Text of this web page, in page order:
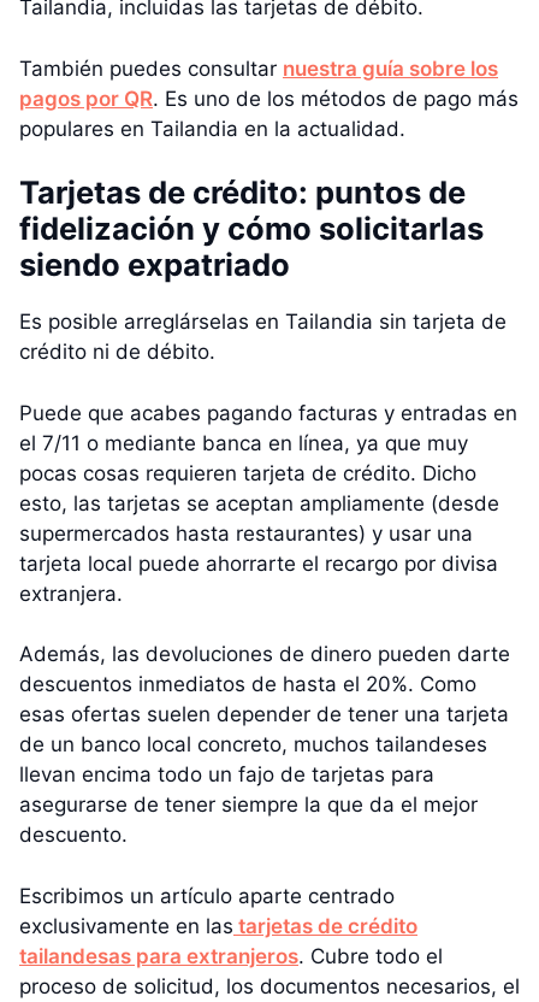
Tailandia, incluidas las tarjetas de débito.
También puedes consultar nuestra guía sobre los
pagos por QR. Es uno de los métodos de pago más
populares en Tailandia en la actualidad.
Tarjetas de crédito: puntos de
fidelización y cómo solicitarlas
siendo expatriado
Es posible arreglárselas en Tailandia sin tarjeta de
crédito ni de débito.
Puede que acabes pagando facturas y entradas en
el 7/11 o mediante banca en línea, ya que muy
pocas cosas requieren tarjeta de crédito. Dicho
esto, las tarjetas se aceptan ampliamente (desde
supermercados hasta restaurantes) y usar una
tarjeta local puede ahorrarte el recargo por divisa
extranjera.
Además, las devoluciones de dinero pueden darte
descuentos inmediatos de hasta el 20%. Como
esas ofertas suelen depender de tener una tarjeta
de un banco local concreto, muchos tailandeses
llevan encima todo un fajo de tarjetas para
asegurarse de tener siempre la que da el mejor
descuento.
Escribimos un artículo aparte centrado
exclusivamente en las tarjetas de crédito
tailandesas para extranjeros. Cubre todo el
proceso de solicitud, los documentos necesarios, el